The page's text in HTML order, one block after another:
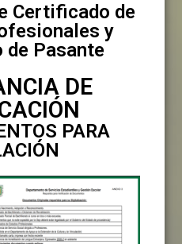
Certificado de
y
Pasante
DE
PARA